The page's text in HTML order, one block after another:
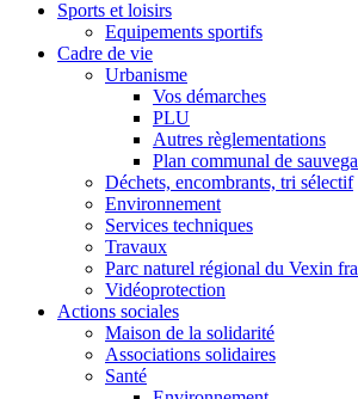
Sports et loisirs
Equipements sportifs
Cadre de vie
Urbanisme
Vos démarches
PLU
Autres règlementations
Plan communal de
Déchets, encombrants, tri sélectif
Environnement
Services techniques
Travaux
Parc naturel régional du Vexin
Vidéoprotection
Actions sociales
Maison de la solidarité
Associations solidaires
Santé